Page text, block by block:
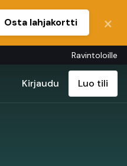
Osta lahjakortti
Ravintoloille
Kirjaudu Luo tili